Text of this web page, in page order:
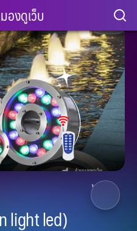
light led)
›
/ 8
องดูเว็บ